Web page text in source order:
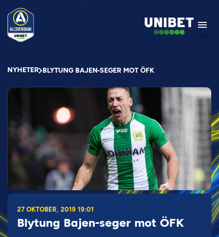
NYHETER BLYTUNG BAJEN-SEGER MOT ÖFK
27 OKTOBER, 2019 19:01
Blytung Bajen-seger mot ÖFK